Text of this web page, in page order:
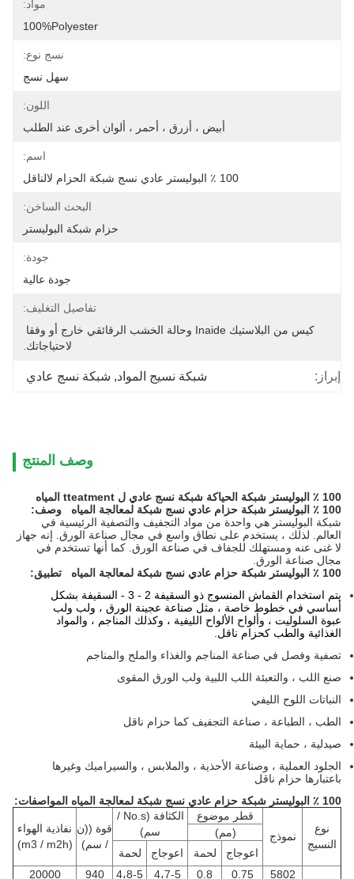
مواد:
100%Polyester
نسج نوع:
سهل نسج
اللون:
أبيض ، أزرق ، أحمر ، ألوان أخرى عند الطلب
اسم:
100 ٪ البوليستر عادي نسج شبكة الحزام لالناقل
البحث الساخن:
حزام شبكة البوليستر
جودة:
جودة عالية
تفاصيل التغليف:
كيس من البلاستيك Inaide وحالة الخشب الرقائقي خارج أو وفقا
لاحتياجاتك.
إبراز: شبكة نسيج المواد, شبكة نسج عادي
وصف المنتج
100 ٪ البوليستر شبكة الحياكة شبكة نسج عادي ل tteatment المياه
100 ٪ البوليستر شبكة حزام عادي نسج شبكة لمعالجة المياه
وصف:
شبكة البوليستر هي واحدة من مواد التجفيف والتصفية الرئيسية في
العالم. لذلك ، يستخدم على نطاق واسع في مجال صناعة الورق. إنه جهاز
لا غنى عنه ومستهلك للجفاف في صناعة الورق. كما أنها تستخدم في
مجال صناعة الورق.
100 ٪ البوليستر شبكة حزام عادي نسج شبكة لمعالجة المياه
تطبيق:
يتم استخدام القماش المنسوج ذو السقيفة 2 - 3 - السقيفة بشكل
أساسي في خطوط خاصة ، مثل صناعة عجينة الورق ، ولب ولب
عبوة السلوليت ، وألواح الألواح الليفية ، وكذلك المناجم ، والمواد
الغذائية والطب كحزام ناقل.
تصفية وفصل في صناعة المناجم والغذاء والملح والمناجم
صنع اللب ، والتعبئة اللب اللبية ولب الورق المقوى
النباتات اللوح الليفي
الطب ، الطباعة ، صناعة التجفيف كما حزام ناقل
صيدلية ، حماية البيئة
الجلود العملية ، وصناعة الأحذية ، والملابس ، والسيراميك وغيرها
باعتبارها حزام ناقل
100 ٪ البوليستر شبكة حزام عادي نسج شبكة لمعالجة المياه
المواصفات:
نوع
النسيج
نموذج
قطر موضوع
الكثافة (No.s /
سم)
قوة ((ن
/ سم)
نفاذية الهواء
(مم)
اعوجاج
لحمة اعوجاج
لحمة
5802
0.75
0.8 4،7-5 4،8-5 940
20000